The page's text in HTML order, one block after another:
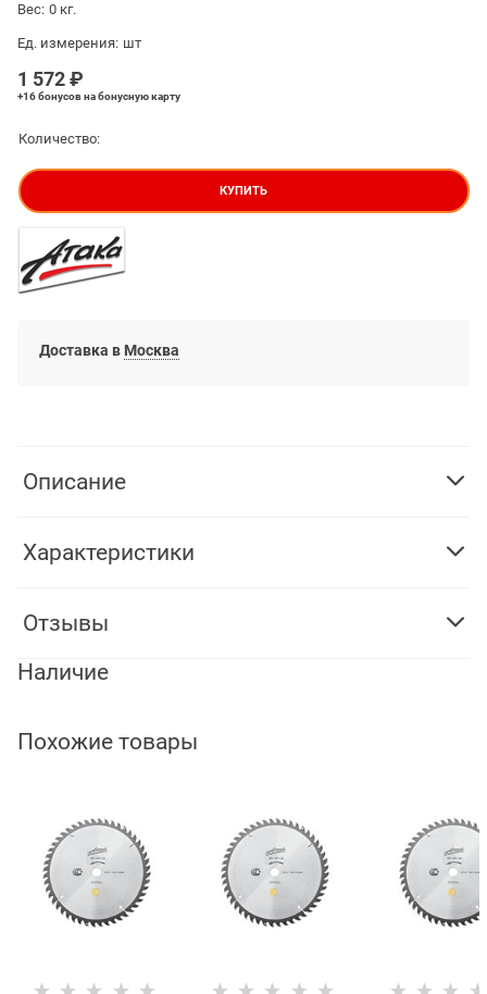
Вес: 0 кг.
Ед. измерения: шт
1 572 ₽
+16 бонусовна бонусную карту
Количество:
КУПИТЬ
Доставка в Москва
Описание
Характеристики
Отзывы
Наличие
Похожие товары